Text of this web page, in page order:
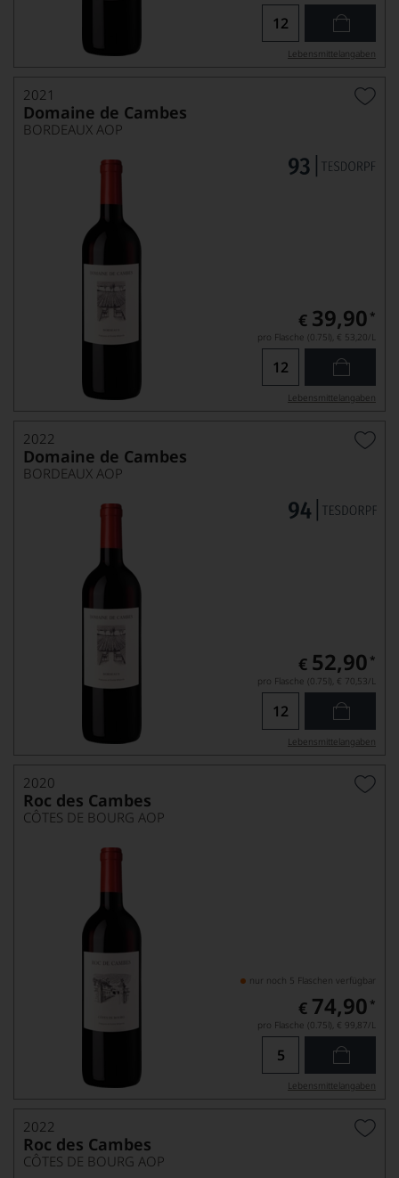
Lebensmittel­angaben
2021
Domaine de Cambes
BORDEAUX AOP
€ 39,90 *
pro Flasche (0.75l), € 53,20/L
Lebensmittel­angaben
2022
Domaine de Cambes
BORDEAUX AOP
€ 52,90 *
pro Flasche (0.75l), € 70,53/L
Lebensmittel­angaben
2020
Roc des Cambes
CÔTES DE BOURG AOP
nur noch 5 Flaschen verfügbar
€ 74,90 *
pro Flasche (0.75l), € 99,87/L
Lebensmittel­angaben
2022
Roc des Cambes
CÔTES DE BOURG AOP